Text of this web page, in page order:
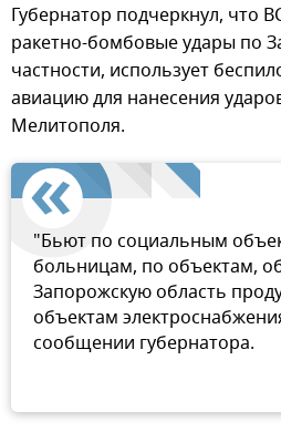
Губернатор подчеркнул, что
ракетно-бомбовые удары по
частности, использует
авиацию для нанесения
Мелитополя.
"Бьют по социальным
больницам, по объектам,
Запорожскую область
объектам
сообщении губернатора.